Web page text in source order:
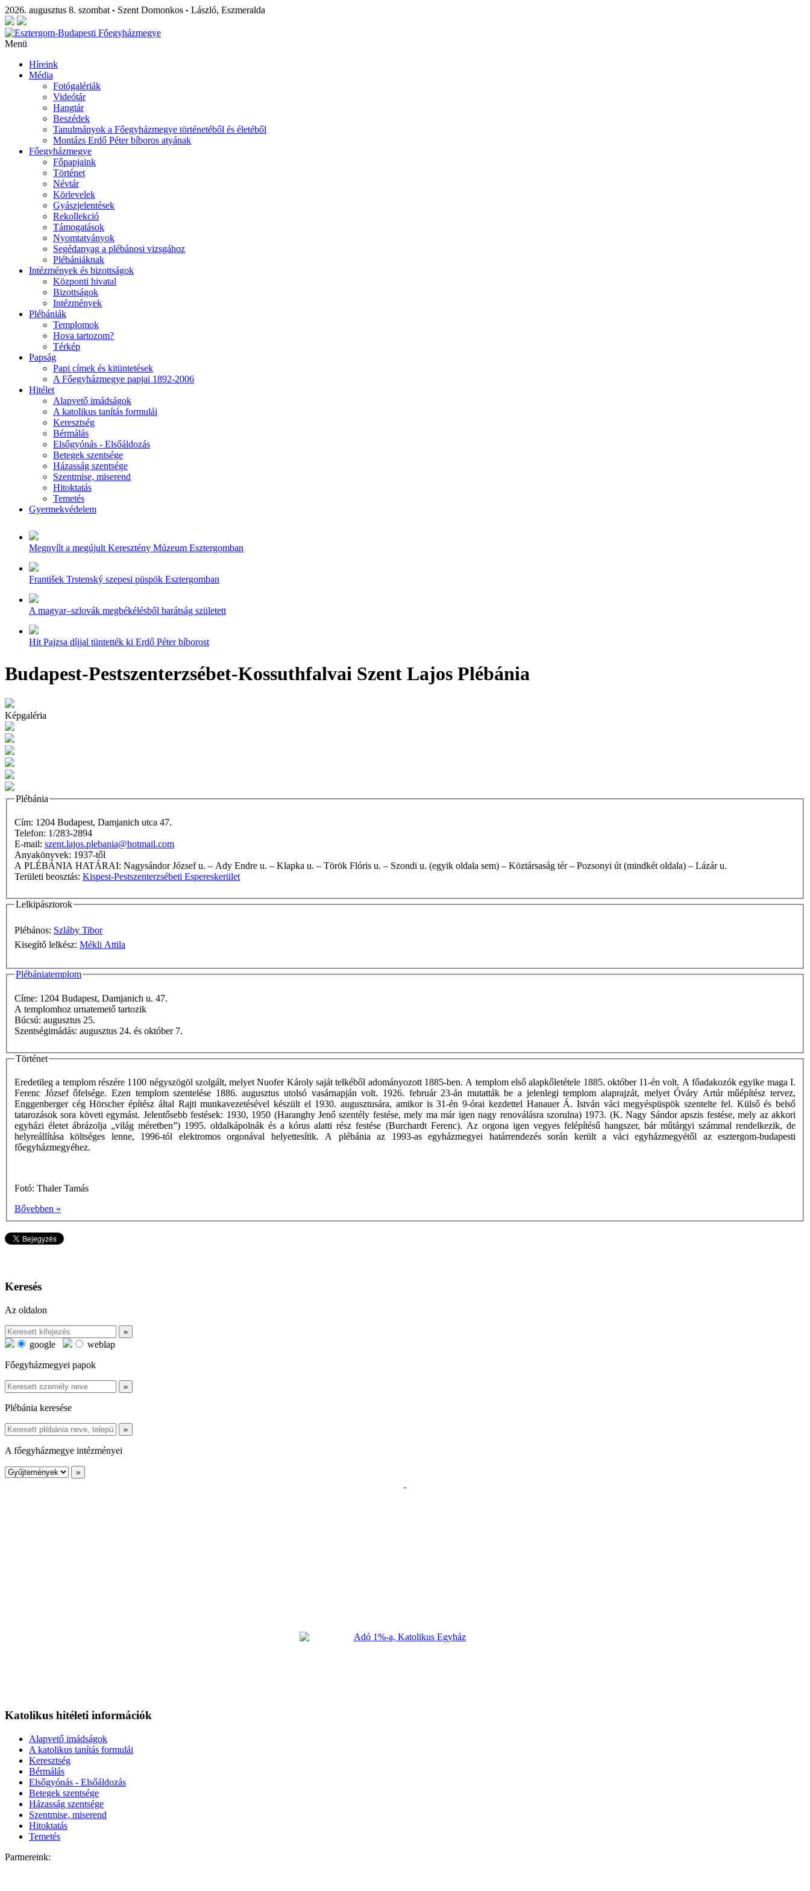
2026. augusztus 8. szombat • Szent Domonkos • László, Eszmeralda
Menü
Híreink
Média
Fotógalériák
Videótár
Hangtár
Beszédek
Tanulmányok a Főegyházmegye történetéből és életéből
Montázs Erdő Péter bíboros atyának
Főegyházmegye
Főpapjaink
Történet
Névtár
Körlevelek
Gyászjelentések
Rekollekció
Támogatások
Nyomtatványok
Segédanyag a plébánosi vizsgához
Plébániáknak
Intézmények és bizottságok
Központi hivatal
Bizottságok
Intézmények
Plébániák
Templomok
Hova tartozom?
Térkép
Papság
Papi címek és kitüntetések
A Főegyházmegye papjai 1892-2006
Hitélet
Alapvető imádságok
A katolikus tanítás formulái
Keresztség
Bérmálás
Elsőgyónás - Elsőáldozás
Betegek szentsége
Házasság szentsége
Szentmise, miserend
Hitoktatás
Temetés
Gyermekvédelem
Megnyílt a megújult Keresztény Múzeum Esztergomban
František Trstenský szepesi püspök Esztergomban
A magyar–szlovák megbékélésből barátság született
Hit Pajzsa díjjal tüntették ki Erdő Péter bíborost
Budapest-Pestszenterzsébet-Kossuthfalvai Szent Lajos Plébánia
Képgaléria
Plébánia
Cím: 1204 Budapest, Damjanich utca 47.
Telefon: 1/283-2894
E-mail: szent.lajos.plebania@hotmail.com
Anyakönyvek: 1937-től
A PLÉBÁNIA HATÁRAI: Nagysándor József u. – Ady Endre u. – Klapka u. – Török Flóris u. – Szondi u. (egyik oldala sem) – Köztársaság tér – Pozsonyi út (mindkét oldala) – Lázár u.
Területi beosztás: Kispest-Pestszenterzsébeti Espereskerület
Lelkipásztorok
Plébános: Szláby Tibor
Kisegítő lelkész: Mékli Attila
Plébániatemplom
Címe: 1204 Budapest, Damjanich u. 47.
A templomhoz urnatemető tartozik
Búcsú: augusztus 25.
Szentségimádás: augusztus 24. és október 7.
Történet
Eredetileg a templom részére 1100 négyszögöl szolgált, melyet Nuofer Károly saját telkéből adományozott 1885-ben. A templom első alapkőletétele 1885. október 11-én volt. A főadakozók egyike maga I.
Ferenc József őfelsége. Ezen templom szentelése 1886. augusztus utolsó vasárnapján volt. 1926. február 23-án mutatták be a jelenlegi templom alaprajzát, melyet Óváry Artúr műépítész tervez,
Enggenberger cég Hörscher építész által Rajti munkavezetésével készült el 1930. augusztusára, amikor is 31-én 9-órai kezdettel Hanauer Á. István váci megyéspüspök szentelte fel. Külső és belső
tatarozások sora követi egymást. Jelentősebb festések: 1930, 1950 (Haranghy Jenő szentély festése, mely ma már igen nagy renoválásra szorulna) 1973. (K. Nagy Sándor apszis festése, mely az akkori
egyházi életet ábrázolja „világ méretben”) 1995. oldalkápolnák és a kórus alatti rész festése (Burchardt Ferenc). Az orgona igen vegyes felépítésű hangszer, bár műtárgyi számmal rendelkezik, de
helyreállítása költséges lenne, 1996-tól elektromos orgonával helyettesítik. A plébánia az 1993-as egyházmegyei határrendezés során került a váci egyházmegyétől az esztergom-budapesti
főegyházmegyéhez.
Fotó: Thaler Tamás
Bővebben »
Keresés
Az oldalon
google
weblap
Főegyházmegyei papok
Plébánia keresése
A főegyházmegye intézményei
Katolikus hitéleti információk
Alapvető imádságok
A katolikus tanítás formulái
Keresztség
Bérmálás
Elsőgyónás - Elsőáldozás
Betegek szentsége
Házasság szentsége
Szentmise, miserend
Hitoktatás
Temetés
Partnereink: